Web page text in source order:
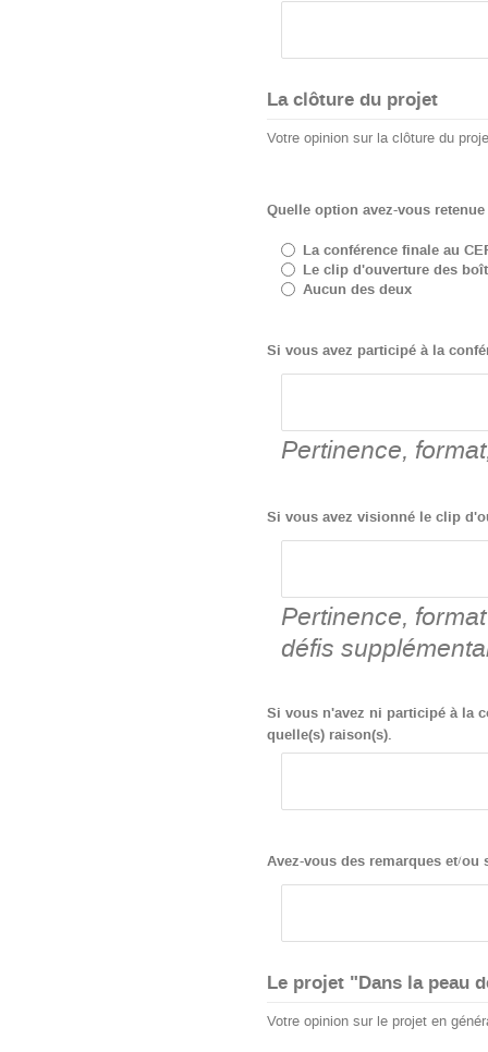
La clôture du projet
Votre opinion sur la clôture du
Quelle option avez-vous
La conférence finale au
Le clip d'ouverture des
Aucun des deux
Si vous avez participé à la
Pertinence,
Si vous avez visionné le clip
Pertinence,
défis
Si vous n'avez ni participé à la
quelle(s) raison(s).
Avez-vous des remarques et/
Le projet "Dans la peau
Votre opinion sur le projet en